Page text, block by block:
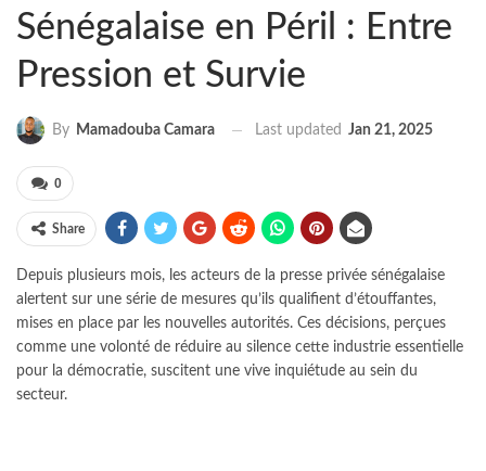
Sénégalaise en Péril : Entre
Pression et Survie
By Mamadouba Camara Last updated Jan 21, 2025
0
Share
Depuis plusieurs mois, les acteurs de la presse privée sénégalaise
alertent sur une série de mesures qu’ils qualifient d’étouffantes,
mises en place par les nouvelles autorités. Ces décisions, perçues
comme une volonté de réduire au silence cette industrie essentielle
pour la démocratie, suscitent une vive inquiétude au sein du
secteur.